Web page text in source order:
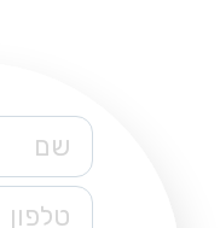
שם
טלפון